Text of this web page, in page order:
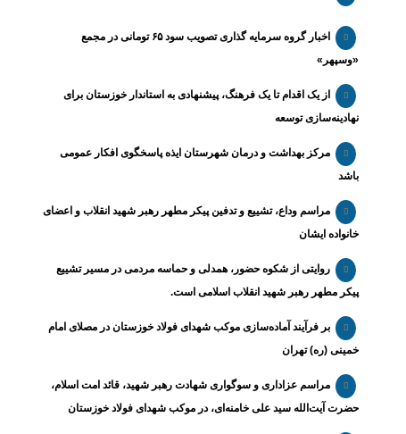
اخبار گروه سرمایه گذاری تصویب سود ۶۵ تومانی در مجمع
«وسپهر»
از یک اقدام تا یک فرهنگ، پیشنهادی به استاندار خوزستان برای
نهادینه‌سازی توسعه
مرکز بهداشت و درمان شهرستان ایذه پاسخگوی افکار عمومی
باشد
مراسم وداع، تشییع و تدفین پیکر مطهر رهبر شهید انقلاب و اعضای
خانواده ایشان
روایتی از شکوه حضور، همدلی و حماسه مردمی در مسیر تشییع
پیکر مطهر رهبر شهید انقلاب اسلامی است.
بر فرآیند آماده‌سازی موکب شهدای فولاد خوزستان در مصلای امام
خمینی (ره) تهران
مراسم عزاداری و سوگواری شهادت رهبر شهید، قائد امت اسلام،
حضرت آیت‌الله سید علی خامنه‌ای، در موکب شهدای فولاد خوزستان